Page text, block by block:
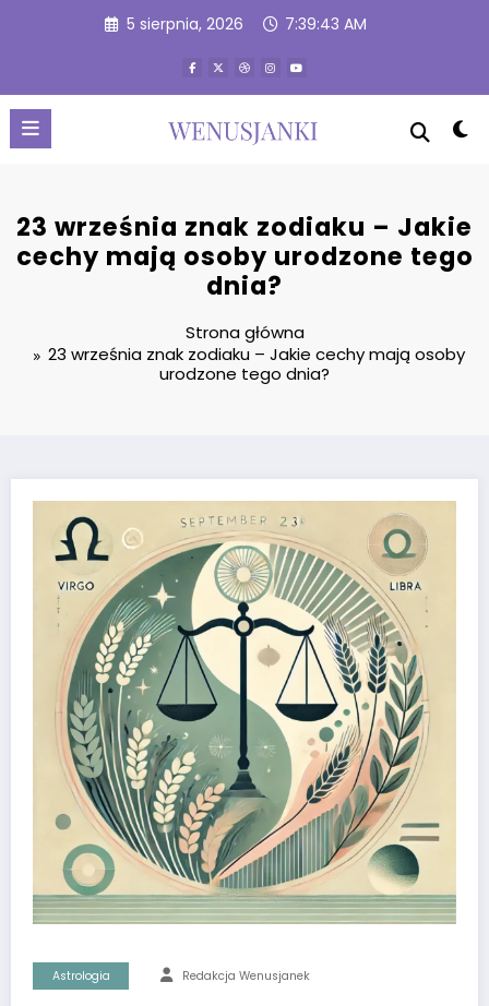
5 sierpnia, 2026 7:39:44 AM
23 września znak zodiaku – Jakie
cechy mają osoby urodzone tego
dnia?
Strona główna
23 września znak zodiaku – Jakie cechy mają osoby
urodzone tego dnia?
Astrologia Redakcja Wenusjanek